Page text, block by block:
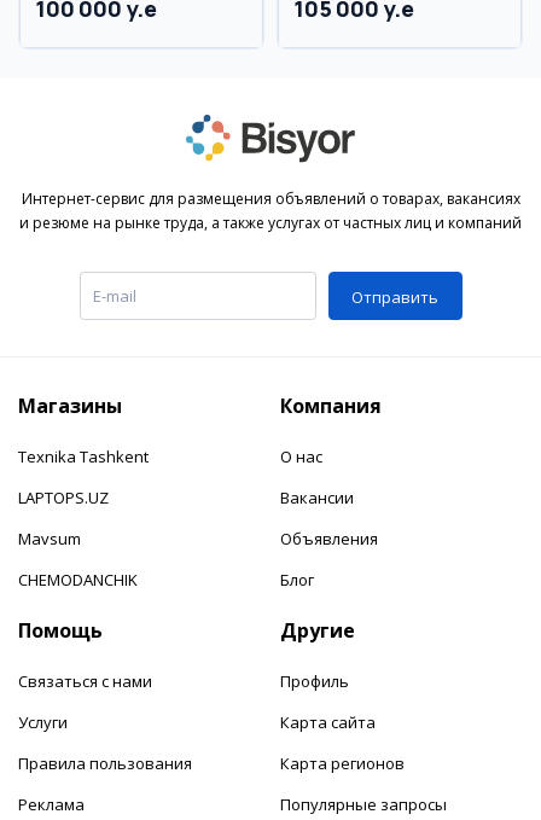
100 000 y.e 105 000 y.e
Интернет-сервис для размещения объявлений о товарах, вакансиях
и резюме на рынке труда, а также услугах от частных лиц и компаний
Отправить
Магазины
Texnika Tashkent
LAPTOPS.UZ
Mavsum
CHEMODANCHIK
Компания
О нас
Вакансии
Объявления
Блог
Помощь
Связаться с нами
Услуги
Правила пользования
Реклама
Другие
Профиль
Карта сайта
Карта регионов
Популярные запросы